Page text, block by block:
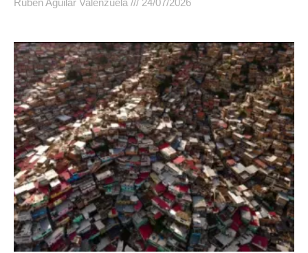
Rubén Aguilar Valenzuela 24/07/2026